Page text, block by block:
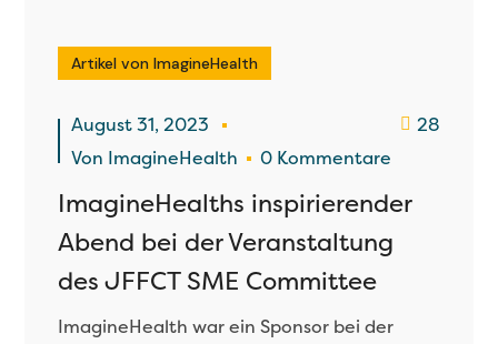
Artikel von ImagineHealth
August 31, 2023
Von ImagineHealth 0 Kommentare
28
ImagineHealths inspirierender
Abend bei der Veranstaltung
des JFFCT SME Committee
ImagineHealth war ein Sponsor bei der